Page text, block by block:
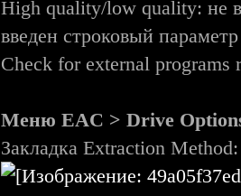
High quality/low quality: не
введен строковый параметр
Check for external programs
Меню EAC > Drive
Закладка Extraction Method: